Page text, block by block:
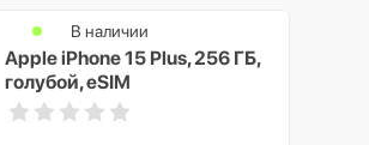
Apple iPhone 15 Plus, 256 ГБ,
голубой, eSIM
В наличии